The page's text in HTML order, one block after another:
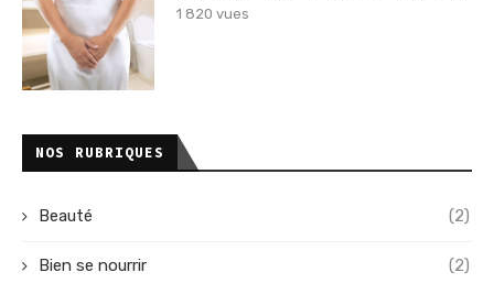
1 820 vues
NOS RUBRIQUES
Beauté (2)
Bien se nourrir (2)